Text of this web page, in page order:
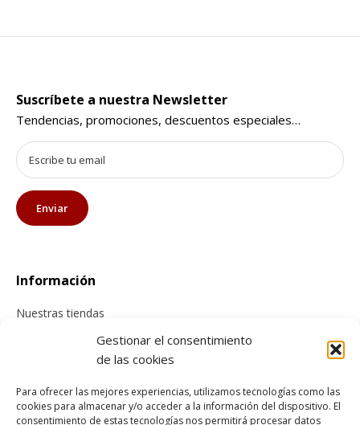
Gestionar el consentimiento
de las cookies
Para ofrecer las mejores experiencias, utilizamos tecnologías como las
cookies para almacenar y/o acceder a la información del dispositivo. El
consentimiento de estas tecnologías nos permitirá procesar datos
Suscríbete a nuestra Newsletter
Tendencias, promociones, descuentos especiales…
Información
Nuestras tiendas
Tienda online
Información sobre envíos